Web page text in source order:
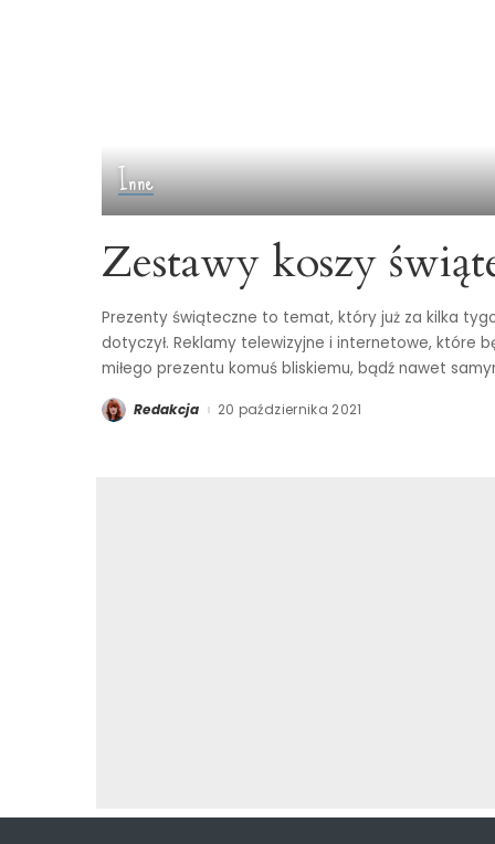
Inne
Zestawy koszy
Prezenty świąteczne to temat, który już za kilka
dotyczył. Reklamy telewizyjne i internetowe, które
miłego prezentu komuś bliskiemu, bądź nawet
Posted
by
Redakcja 20 października 2021